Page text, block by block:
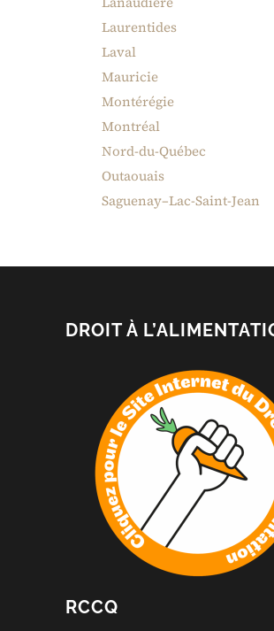
Laurentides
Laval
Mauricie
Montérégie
Montréal
Nord-du-Québec
Outaouais
Saguenay–Lac-Saint-Jean
DROIT À
RCCQ